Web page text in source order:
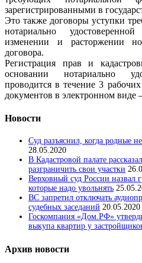
зарегистрированными в
Это также договоры уступки
нотариально
изменении и расторжении
договора.
Регистрация прав и
основании нотариально
проводится в течение 3
документов в электронном виде
Новости
Суд разъяснил, когда родные
28.05.2020
В Кадастровой палате
разграничить свои участки
Верховный суд России назвал
которые надо увольнять
ВС запретил отключать
судебных заседаний 20.05.2020
Госкомпания «Дом.РФ»
выкупа квартир у
Архив новости